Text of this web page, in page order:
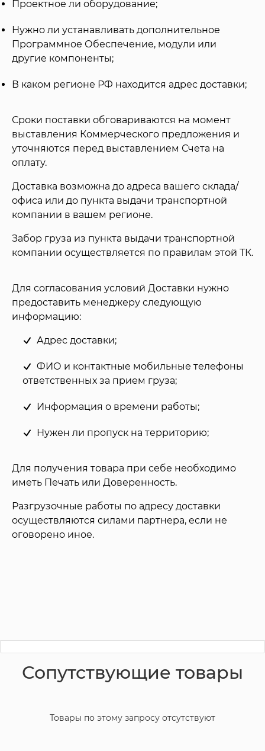
Проектное ли оборудование;
Нужно ли устанавливать дополнительное
Программное Обеспечение, модули или
другие компоненты;
В каком регионе РФ находится адрес доставки;
Сроки поставки обговариваются на момент
выставления Коммерческого предложения и
уточняются перед выставлением Счета на
оплату.
Доставка возможна до адреса вашего склада/
офиса или до пункта выдачи транспортной
компании в вашем регионе.
Забор груза из пункта выдачи транспортной
компании осуществляется по правилам этой ТК.
Для согласования условий Доставки нужно
предоставить менеджеру следующую
информацию:
Адрес доставки;
ФИО и контактные мобильные телефоны
ответственных за прием груза;
Информация о времени работы;
Нужен ли пропуск на территорию;
Для получения товара при себе необходимо
иметь Печать или Доверенность.
Разгрузочные работы по адресу доставки
осуществляются силами партнера, если не
оговорено иное.
Сопутствующие товары
Товары по этому запросу отсутствуют